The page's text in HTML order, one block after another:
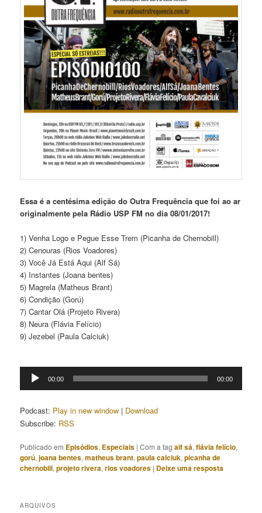
Essa é a centésima edição do Outra Frequência que foi ao ar
originalmente pela Rádio USP FM no dia 08/01/2017!
1) Venha Logo e Pegue Esse Trem (Picanha de Chernobill)
2) Cenouras (Rios Voadores)
3) Você Já Está Aqui (Alf Sá)
4) Instantes (Joana bentes)
5) Magrela (Matheus Brant)
6) Condição (Gorú)
7) Cantar Olá (Projeto Rivera)
8) Neura (Flávia Felício)
9) Jezebel (Paula Calciuk)
Tocador
00:00 00:00
Podcast: Play in new window | Download
Subscribe: RSS
Publicado em Episódios, Especiais |Com a tagalf sá,flávia felício,
gorú,joana bentes,matheus brant,paula calciuk,picanha de
chernobill,projeto rivera,rios voadores | Deixe uma resposta
ARQUIVOS